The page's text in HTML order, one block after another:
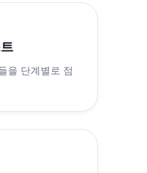
을 단계별로 점